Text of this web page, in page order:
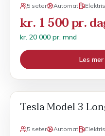
5 seter Automat
kr. 1 500 pr.
kr. 20 000 pr. mnd
Les
Tesla Model 3
5 seter Automat